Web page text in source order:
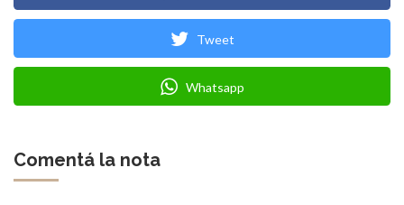
Tweet
Whatsapp
Comentá la nota